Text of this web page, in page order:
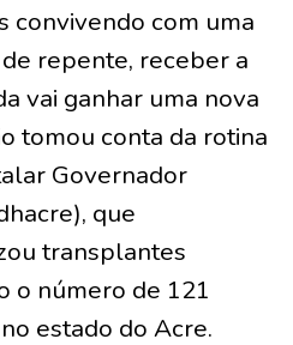
convivendo com uma
repente, receber a
vai ganhar uma nova
tomou conta da rotina
Governador
que
transplantes
o número de 121
estado do Acre.